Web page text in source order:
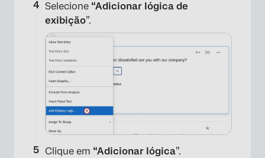
Selecione “Adicionar lógica de
exibição”.
Clique em “Adicionar lógica”.